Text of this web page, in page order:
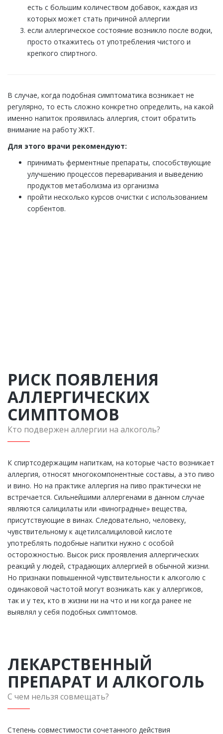
есть с большим количеством добавок, каждая из
которых может стать причиной аллергии
если аллергическое состояние возникло после водки,
просто откажитесь от употребления чистого и
крепкого спиртного.
В случае, когда подобная симптоматика возникает не
регулярно, то есть сложно конкретно определить, на какой
именно напиток проявилась аллергия, стоит обратить
внимание на работу ЖКТ.
Для этого врачи рекомендуют:
принимать ферментные препараты, способствующие
улучшению процессов переваривания и выведению
продуктов метаболизма из организма
пройти несколько курсов очистки с использованием
сорбентов.
РИСК ПОЯВЛЕНИЯ
АЛЛЕРГИЧЕСКИХ
СИМПТОМОВ
Кто подвержен аллергии на алкоголь?
К спиртсодержащим напиткам, на которые часто возникает
аллергия, относят многокомпонентные составы, а это пиво
и вино. Но на практике аллергия на пиво практически не
встречается. Сильнейшими аллергенами в данном случае
являются салицилаты или «виноградные» вещества,
присутствующие в винах. Следовательно, человеку,
чувствительному к ацетилсалициловой кислоте
употреблять подобные напитки нужно с особой
осторожностью. Высок риск проявления аллергических
реакций у людей, страдающих аллергией в обычной жизни.
Но признаки повышенной чувствительности к алкоголю с
одинаковой частотой могут возникать как у аллергиков,
так и у тех, кто в жизни ни на что и ни когда ранее не
выявлял у себя подобных симптомов.
ЛЕКАРСТВЕННЫЙ
ПРЕПАРАТ И АЛКОГОЛЬ
С чем нельзя совмещать?
Степень совместимости сочетанного действия